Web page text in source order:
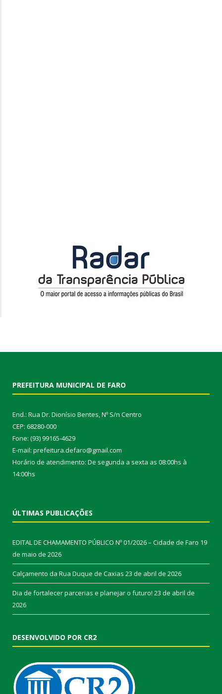
PREFEITURA MUNICIPAL DE FARO
End.: Rua Dr. Dionísio Bentes, Nº S/n Centro
CEP: 68280-000
Fone: (93) 99165-4629
E-mail: prefeitura.defaro@gmail.com
Horário de atendimento: De segunda a sexta as 08:00hs à
14:00hs
ÚLTIMAS PUBLICAÇÕES
EDITAL DE CHAMAMENTO PÚBLICO Nº 01/2026 – Cidade de Faro 19
de maio de 2026
Calçamento da Rua Duque de Caxias 23 de abril de 2026
Dia de fortalecer parcerias e planejar o futuro! 23 de abril de
2026
DESENVOLVIDO POR CR2